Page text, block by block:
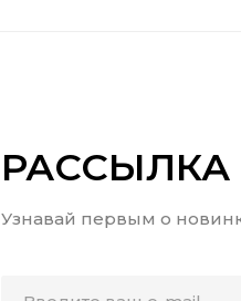
РАССЫЛКА
Узнавай первым о